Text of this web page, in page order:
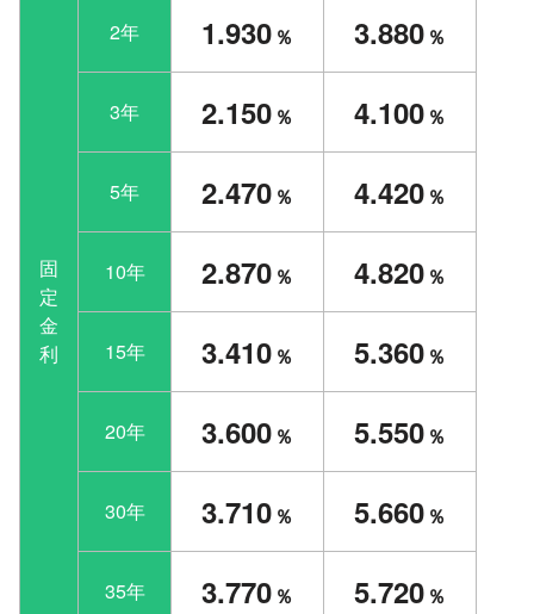
固
定
金
利
2年 1.930 ％ 3.880 ％
3年 2.150 ％ 4.100 ％
5年 2.470 ％ 4.420 ％
10年 2.870 ％ 4.820 ％
15年 3.410 ％ 5.360 ％
20年 3.600 ％ 5.550 ％
30年 3.710 ％ 5.660 ％
35年 3.770 ％ 5.720 ％